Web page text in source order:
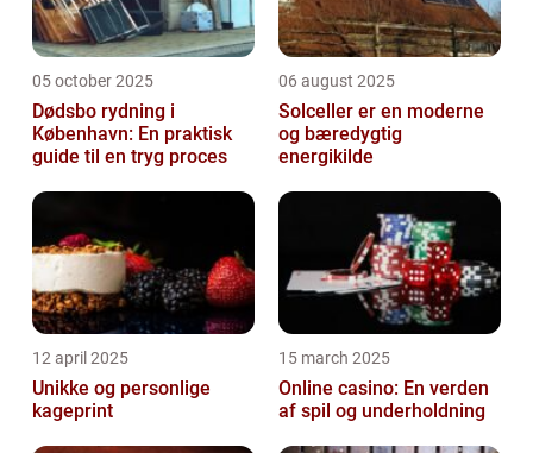
05 october 2025
Dødsbo rydning i
København: En praktisk
guide til en tryg proces
06 august 2025
Solceller er en moderne
og bæredygtig
energikilde
12 april 2025
Unikke og personlige
kageprint
15 march 2025
Online casino: En verden
af spil og underholdning